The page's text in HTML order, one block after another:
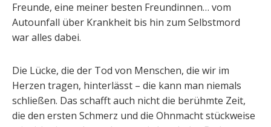
Freunde, eine meiner besten Freundinnen… vom
Autounfall über Krankheit bis hin zum Selbstmord
war alles dabei.
Die Lücke, die der Tod von Menschen, die wir im
Herzen tragen, hinterlässt – die kann man niemals
schließen. Das schafft auch nicht die berühmte Zeit,
die den ersten Schmerz und die Ohnmacht stückweise